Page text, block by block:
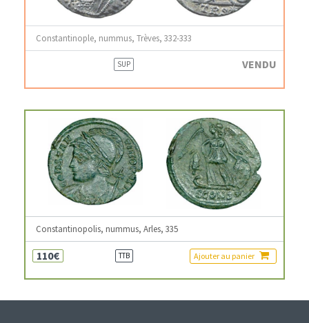
Constantinople, nummus, Trèves, 332-333
SUP VENDU
Constantinopolis, nummus, Arles, 335
110€ TTB Ajouter au panier